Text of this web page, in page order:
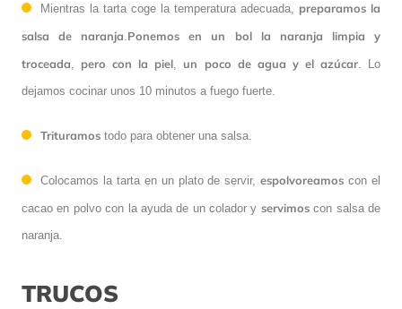
Mientras la tarta coge la temperatura adecuada, preparamos la
salsa de naranja.Ponemos en un bol la naranja limpia y
troceada, pero con la piel, un poco de agua y el azúcar. Lo
dejamos cocinar unos 10 minutos a fuego fuerte.
Trituramos todo para obtener una salsa.
Colocamos la tarta en un plato de servir,espolvoreamoscon el
cacao en polvo con la ayuda de un colador y servimoscon salsa de
naranja.
TRUCOS